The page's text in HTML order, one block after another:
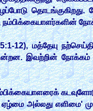
நம்பிக்கையாளர்களின்
12), மத்தேயு
இவற்றின் நோக்கம்
அல்லது எளிமை'